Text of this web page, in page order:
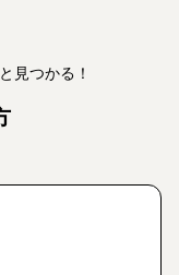
見つかる！